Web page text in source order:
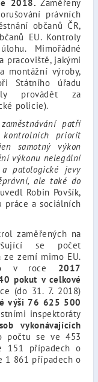
2018.Zaměřeny
právních
občanů ČR,
EU. Kontroly
Mimořádné
pracoviště, jakými
montážní výroby,
Státního úřadu
provádět za
policie).
patří
priorit
samotný výkon
výkonu nelegální
a patologické jevy
ale také do
uvedl Robin Povšík,
práce a sociálních
zaměřených na
se počet
zemí mimo EU.
v roce 2017
pokut v celkové
(do 31. 7. 2018)
výši 76 625 500
inspektoráty
vykonávajících
počtu se ve 453
151 případech o
1 861 případech o